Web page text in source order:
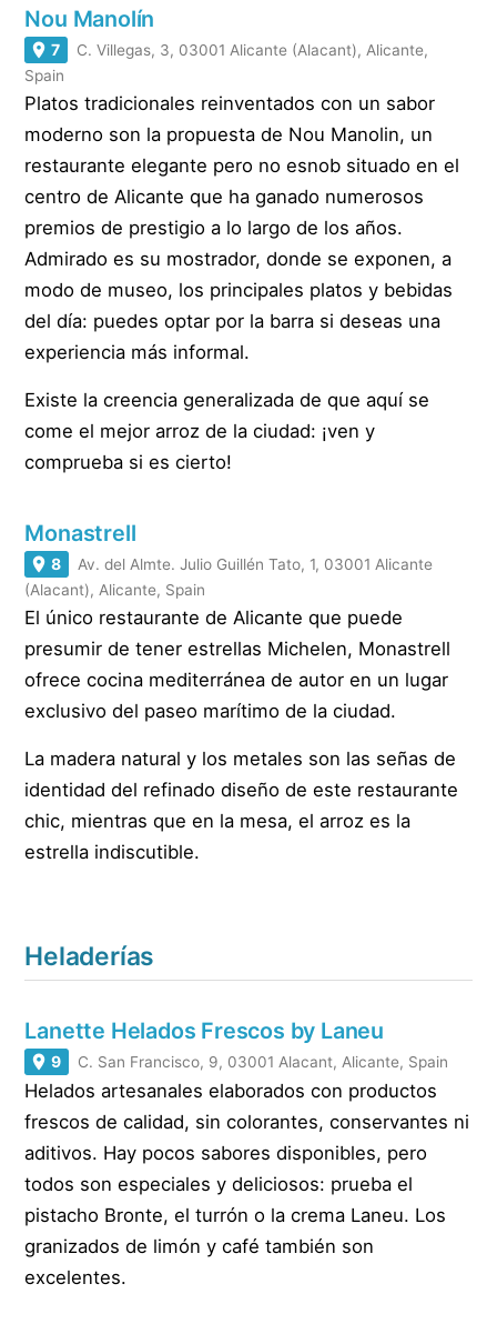
Nou Manolín
7
C. Villegas, 3, 03001 Alicante (Alacant), Alicante,
Spain
Platos tradicionales reinventados con un sabor
moderno son la propuesta de Nou Manolin, un
restaurante elegante pero no esnob situado en el
centro de Alicante que ha ganado numerosos
premios de prestigio a lo largo de los años.
Admirado es su mostrador, donde se exponen, a
modo de museo, los principales platos y bebidas
del día: puedes optar por la barra si deseas una
experiencia más informal.
Existe la creencia generalizada de que aquí se
come el mejor arroz de la ciudad: ¡ven y
comprueba si es cierto!
Monastrell
8
Av. del Almte. Julio Guillén Tato, 1, 03001 Alicante
(Alacant), Alicante, Spain
El único restaurante de Alicante que puede
presumir de tener estrellas Michelen, Monastrell
ofrece cocina mediterránea de autor en un lugar
exclusivo del paseo marítimo de la ciudad.
La madera natural y los metales son las señas de
identidad del refinado diseño de este restaurante
chic, mientras que en la mesa, el arroz es la
estrella indiscutible.
Heladerías
Lanette Helados Frescos by Laneu
9 C. San Francisco, 9, 03001 Alacant, Alicante, Spain
Helados artesanales elaborados con productos
frescos de calidad, sin colorantes, conservantes ni
aditivos. Hay pocos sabores disponibles, pero
todos son especiales y deliciosos: prueba el
pistacho Bronte, el turrón o la crema Laneu. Los
granizados de limón y café también son
excelentes.